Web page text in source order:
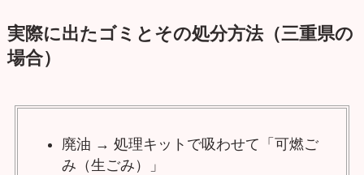
実際に出たゴミとその処分方法（三重県の
場合）
廃油 → 処理キットで吸わせて「可燃ご
み（生ごみ）」